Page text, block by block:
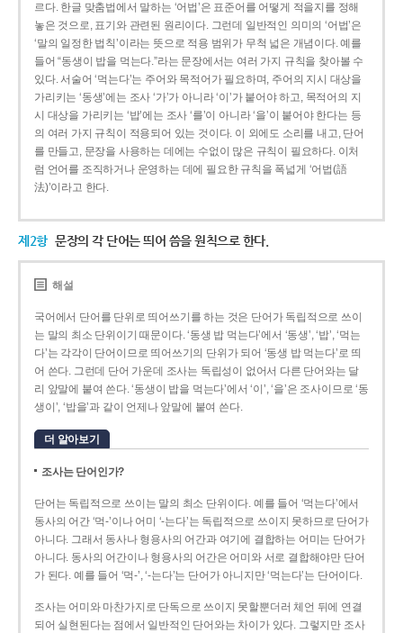
르다. 한글 맞춤법에서 말하는 ‘어법’은 표준어를 어떻게 적을지를 정해
놓은 것으로, 표기와 관련된 원리이다. 그런데 일반적인 의미의 ‘어법’은
‘말의 일정한 법칙’이라는 뜻으로 적용 범위가 무척 넓은 개념이다. 예를
들어 “동생이 밥을 먹는다.”라는 문장에서는 여러 가지 규칙을 찾아볼 수
있다. 서술어 ‘먹는다’는 주어와 목적어가 필요하며, 주어의 지시 대상을
가리키는 ‘동생’에는 조사 ‘가’가 아니라 ‘이’가 붙어야 하고, 목적어의 지
시 대상을 가리키는 ‘밥’에는 조사 ‘를’이 아니라 ‘을’이 붙어야 한다는 등
의 여러 가지 규칙이 적용되어 있는 것이다. 이 외에도 소리를 내고, 단어
를 만들고, 문장을 사용하는 데에는 수없이 많은 규칙이 필요하다. 이처
럼 언어를 조직하거나 운영하는 데에 필요한 규칙을 폭넓게 ‘어법(語
法)’이라고 한다.
제2항 문장의 각 단어는 띄어 씀을 원칙으로 한다.
해설
국어에서 단어를 단위로 띄어쓰기를 하는 것은 단어가 독립적으로 쓰이
는 말의 최소 단위이기 때문이다. ‘동생 밥 먹는다’에서 ‘동생’, ‘밥’, ‘먹는
다’는 각각이 단어이므로 띄어쓰기의 단위가 되어 ‘동생 밥 먹는다’로 띄
어 쓴다. 그런데 단어 가운데 조사는 독립성이 없어서 다른 단어와는 달
리 앞말에 붙여 쓴다. ‘동생이 밥을 먹는다’에서 ‘이’, ‘을’은 조사이므로 ‘동
생이’, ‘밥을’과 같이 언제나 앞말에 붙여 쓴다.
더 알아보기
조사는 단어인가?
단어는 독립적으로 쓰이는 말의 최소 단위이다. 예를 들어 ‘먹는다’에서
동사의 어간 ‘먹-­’이나 어미 ‘­-는다’는 독립적으로 쓰이지 못하므로 단어가
아니다. 그래서 동사나 형용사의 어간과 여기에 결합하는 어미는 단어가
아니다. 동사의 어간이나 형용사의 어간은 어미와 서로 결합해야만 단어
가 된다. 예를 들어 ‘먹-’, ‘-는다’는 단어가 아니지만 ‘먹는다’는 단어이다.
조사는 어미와 마찬가지로 단독으로 쓰이지 못할뿐더러 체언 뒤에 연결
되어 실현된다는 점에서 일반적인 단어와는 차이가 있다. 그렇지만 조사